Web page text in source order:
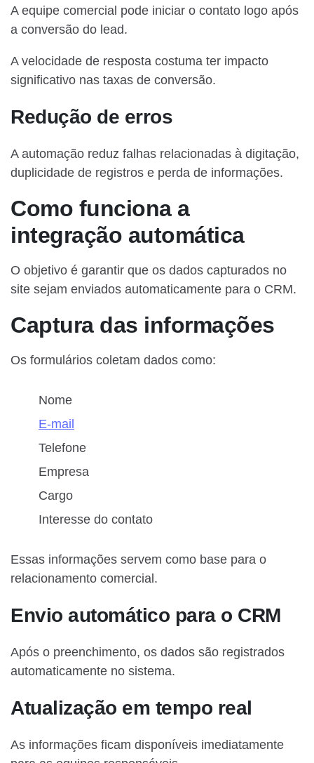
A equipe comercial pode iniciar o contato logo após
a conversão do lead.
A velocidade de resposta costuma ter impacto
significativo nas taxas de conversão.
Redução de erros
A automação reduz falhas relacionadas à digitação,
duplicidade de registros e perda de informações.
Como funciona a
integração automática
O objetivo é garantir que os dados capturados no
site sejam enviados automaticamente para o CRM.
Captura das informações
Os formulários coletam dados como:
Nome
E-mail
Telefone
Empresa
Cargo
Interesse do contato
Essas informações servem como base para o
relacionamento comercial.
Envio automático para o CRM
Após o preenchimento, os dados são registrados
automaticamente no sistema.
Atualização em tempo real
As informações ficam disponíveis imediatamente